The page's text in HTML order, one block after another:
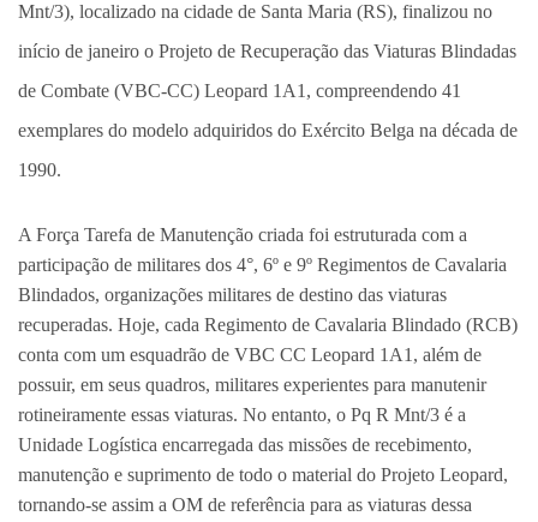
Mnt/3), localizado na cidade de Santa Maria (RS), finalizou no
início de janeiro o Projeto de Recuperação das Viaturas Blindadas
de Combate (VBC-CC) Leopard 1A1, compreendendo 41
exemplares do modelo adquiridos do Exército Belga na década de
1990.
A Força Tarefa de Manutenção criada foi estruturada com a
participação de militares dos 4°, 6º e 9º Regimentos de Cavalaria
Blindados, organizações militares de destino das viaturas
recuperadas. Hoje, cada Regimento de Cavalaria Blindado (RCB)
conta com um esquadrão de VBC CC Leopard 1A1, além de
possuir, em seus quadros, militares experientes para manutenir
rotineiramente essas viaturas. No entanto, o Pq R Mnt/3 é a
Unidade Logística encarregada das missões de recebimento,
manutenção e suprimento de todo o material do Projeto Leopard,
tornando-se assim a OM de referência para as viaturas dessa